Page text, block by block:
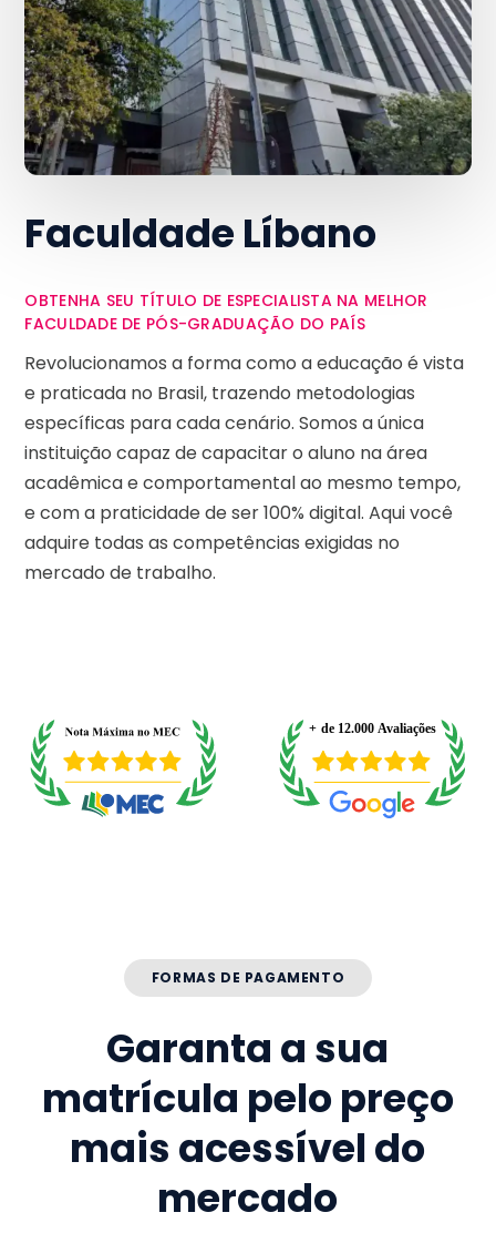
Faculdade Líbano
OBTENHA SEU TÍTULO DE ESPECIALISTA NA MELHOR
FACULDADE DE PÓS-GRADUAÇÃO DO PAÍS
Revolucionamos a forma como a educação é vista
e praticada no Brasil, trazendo metodologias
específicas para cada cenário. Somos a única
instituição capaz de capacitar o aluno na área
acadêmica e comportamental ao mesmo tempo,
e com a praticidade de ser 100% digital. Aqui você
adquire todas as competências exigidas no
mercado de trabalho.
FORMAS DE PAGAMENTO
Garanta a sua
matrícula pelo preço
mais acessível do
mercado